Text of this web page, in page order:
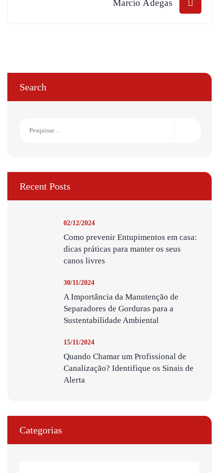
Marcio Adegas
Search
Recent Posts
02/12/2024
Como prevenir Entupimentos em casa:
dicas práticas para manter os seus
canos livres
30/11/2024
A Importância da Manutenção de
Separadores de Gorduras para a
Sustentabilidade Ambiental
15/11/2024
Quando Chamar um Profissional de
Canalização? Identifique os Sinais de
Alerta
Categorias